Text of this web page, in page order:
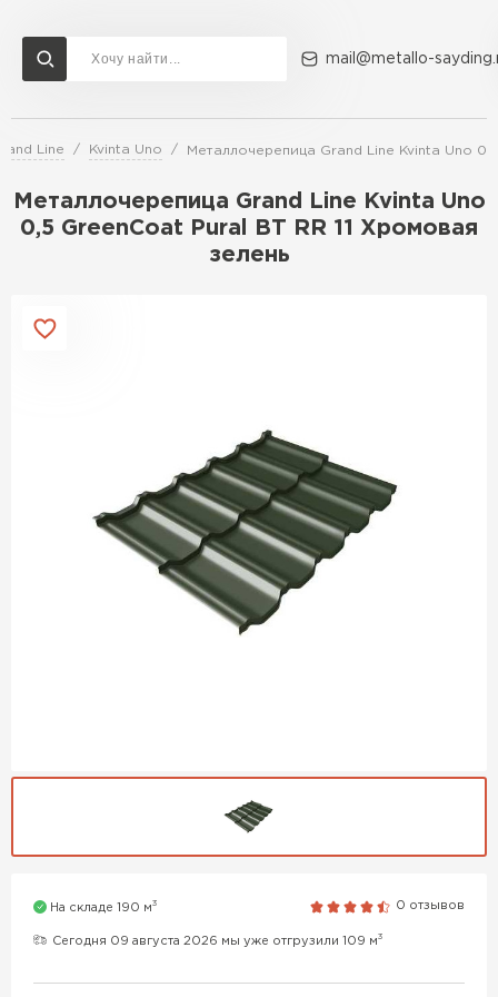
mail@metallo-
Line Kvinta Uno Металлочерепица Grand Line Kvinta Uno
Металлочерепица Grand Line Kvinta Uno
0,5 GreenСoat Pural BT RR 11 Хромовая
зелень
На складе 190 м3 0 отзывов
Сегодня 09 августа 2026 мы уже отгрузили 109 м3
Доставка и оплата Акции О компании Контакты
Перейти в каталог